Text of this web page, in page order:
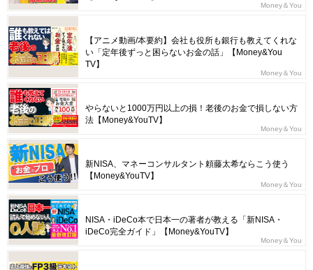
Money＆You
【アニメ動画/本要約】会社も役所も銀行も教えてくれな
い「定年後ずっと困らないお金の話」【Money&You
TV】
Money＆You
やらないと1000万円以上の損！老後のお金で損しない方
法【Money&YouTV】
Money＆You
新NISA、マネーコンサルタント頼藤太希ならこう使う
【Money&YouTV】
Money＆You
NISA・iDeCo本で日本一の著者が教える「新NISA・
iDeCo完全ガイド」【Money&YouTV】
Money＆You